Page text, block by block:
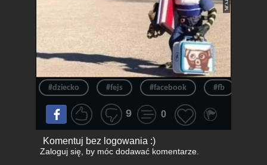
#dziecko #fejs #facebook #fb
9 0
Komentuj bez logowania :)
Zaloguj się, by móc dodawać komentarze.